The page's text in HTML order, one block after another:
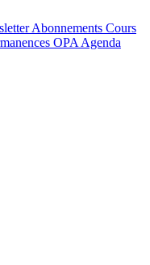
Abonnements Cours
OPA Agenda